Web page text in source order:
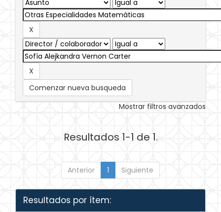
Comenzar nueva busqueda
Mostrar filtros avanzados
Resultados 1-1 de 1.
Anterior 1 Siguiente
Resultados por ítem: